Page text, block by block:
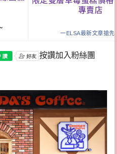
一ELSA最新文章搶先
按讚加入粉絲團